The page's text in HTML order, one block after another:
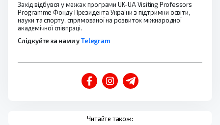
Захід відбувся у межах програми UK-UA Visiting Professors
Programme Фонду Президента України з підтримки освіти,
науки та спорту, спрямованої на розвиток міжнародної
академічної співпраці.
Слідкуйте за нами уTelegram
Читайте також: